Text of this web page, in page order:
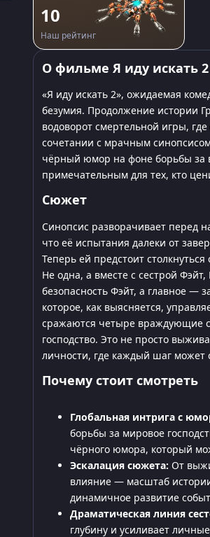
10
Наш рейтинг
О фильме Я иду искать 2
«Я иду искать 2», ожидаемая
безумия. Продолжение истории
водоворот смертельной игры,
сочетании с мрачным
чёрный юмор на фоне борьбы за
примечательным для тех, кто
Сюжет
Синопсис разворачивает перед
что её испытания далеки от
Теперь ей предстоит
Не одна, а вместе с сестрой
безопасность Фэйт, а главное —
которое, как выясняется,
сражаются четыре враждующие
господство. Это не просто
личности, где каждый шаг может
Почему стоит смотреть
Глобальная интрига с
борьбы за мировое
чёрного юмора, который
Эскалация сюжета: От
влияние — масштаб
динамичное развитие
Драматическая линия
глубину и усиливает